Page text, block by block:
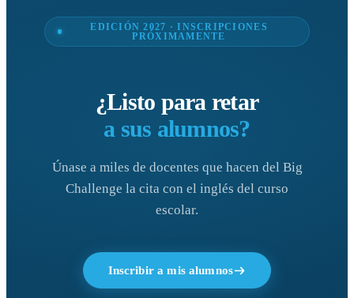
EDICIÓN 2027 · INSCRIPCIONES
PRÓXIMAMENTE
¿Listo para retar
a sus alumnos?
Únase a miles de docentes que hacen del Big
Challenge la cita con el inglés del curso
escolar.
Inscribir a mis alumnos